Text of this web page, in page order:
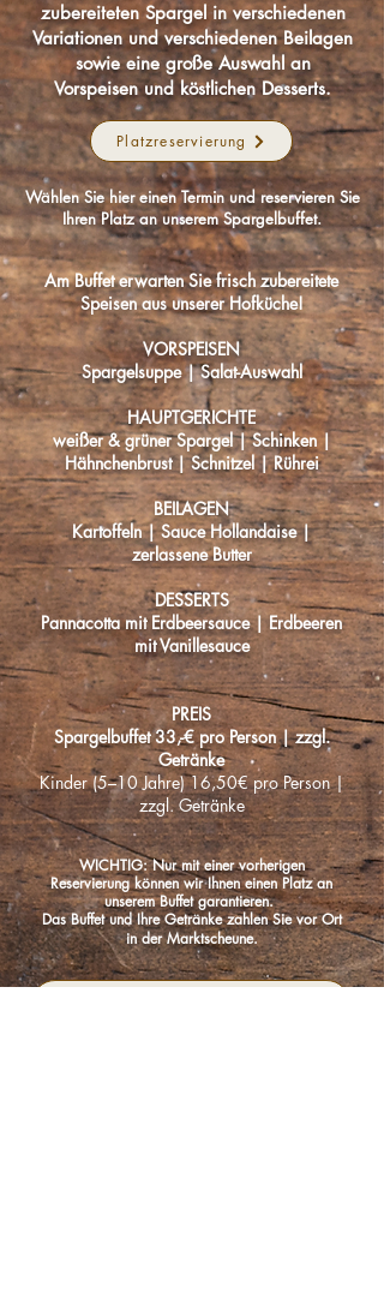
zubereiteten Spargel in verschiedenen
Variationen und verschiedenen Beilagen
sowie eine große Auswahl an
Vorspeisen und köstlichen Desserts.
Platzreservierung
Wählen Sie hier einen Termin und reservieren Sie
Ihren Platz an unserem Spargelbuffet.
Am Buffet erwarten Sie frisch zubereitete
Speisen aus unserer Hofküche!
VORSPEISEN
Spargelsuppe | Salat-Auswahl
HAUPTGERICHTE
weißer & grüner Spargel | Schinken |
Hähnchenbrust | Schnitzel | Rührei
BEILAGEN
Kartoffeln | Sauce Hollandaise |
zerlassene Butter
DESSERTS
Pannacotta mit Erdbeersauce | Erdbeeren
mit Vanillesauce
PREIS
Spargelbuffet 33,-€ pro Person | zzgl.
Getränke
Kinder (5–10 Jahre) 16,50€ pro Person |
zzgl. Getränke
WICHTIG: Nur mit einer vorherigen
Reservierung können wir Ihnen einen Platz an
unserem Buffet garantieren.
Das Buffet und Ihre Getränke zahlen Sie vor Ort
in der Marktscheune.